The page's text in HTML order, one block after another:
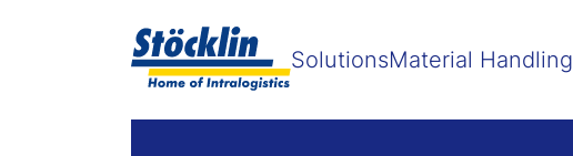
SolutionsMaterial Handling